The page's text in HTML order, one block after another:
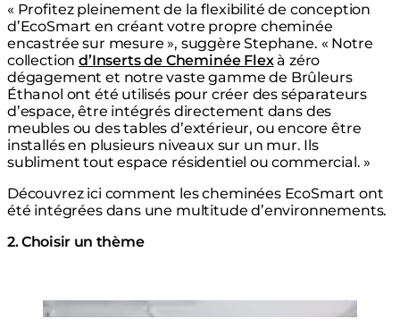
« Profitez pleinement de la flexibilité de conception
d’EcoSmart en créant votre propre cheminée
encastrée sur mesure », suggère Stephane. « Notre
collectiond’Inserts de Cheminée Flexà zéro
dégagement et notre vaste gamme de Brûleurs
Éthanol ont été utilisés pour créer des séparateurs
d’espace, être intégrés directement dans des
meubles ou des tables d’extérieur, ou encore être
installés en plusieurs niveaux sur un mur. Ils
subliment tout espace résidentiel ou commercial. »
Découvrez ici comment les cheminées EcoSmart ont
été intégrées dans une multitude d’environnements.
2. Choisir un thème
Loading image...